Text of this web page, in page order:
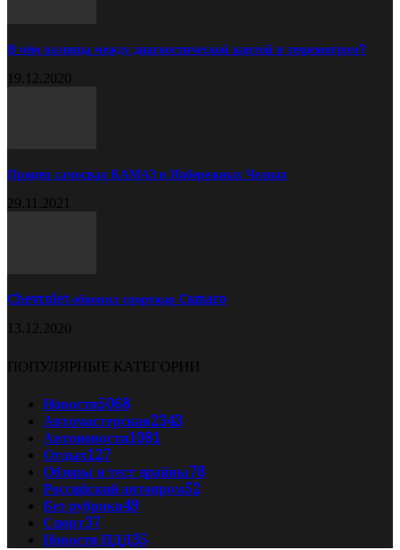
В чём разница между диагностической картой и техосмотром?
19.12.2020
Прицеп самосвал КАМАЗ в Набережных Челнах
29.11.2021
Chevrolet обновил спорткар Camaro
13.12.2020
ПОПУЛЯРНЫЕ КАТЕГОРИИ
Новости5068
Автомастерская2343
Автоновости1081
Отдых127
Обзоры и тест драйвы78
Российский автопром52
Без рубрики49
Спорт37
Новости ПДД35